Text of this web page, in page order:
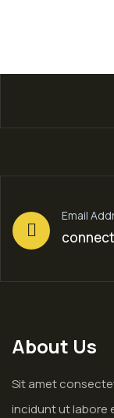
Email
About Us
Sit amet
incidunt ut labore